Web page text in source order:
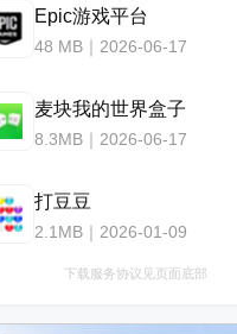
Epic游戏平台
48 MB｜2026-06-17
麦块我的世界盒子
8.3MB｜2026-06-17
打豆豆
2.1MB｜2026-01-09
下载服务协议见页面底部